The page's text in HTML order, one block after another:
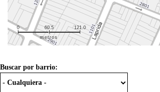
metros
0 60.5 121.0
Buscar por barrio: